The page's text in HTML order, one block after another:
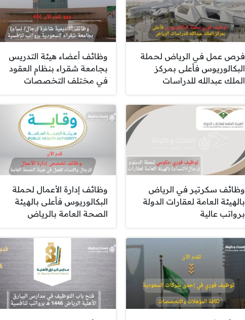
فرص عمل في الرياض لحملة
البكالوريوس فأعلى بمركز
الملك عبدالله للدراسات
وظائف أعضاء هيئة التدريس
بجامعة شقراء بنظام العقود
في مختلف التخصصات
وظائف سكرتير في الرياض
بالهيئة العامة لعقارات الدولة
برواتب عالية
وظائف إدارة الأعمال لحملة
البكالوريوس فأعلى بالهيئة
الصحة العامة بالرياض